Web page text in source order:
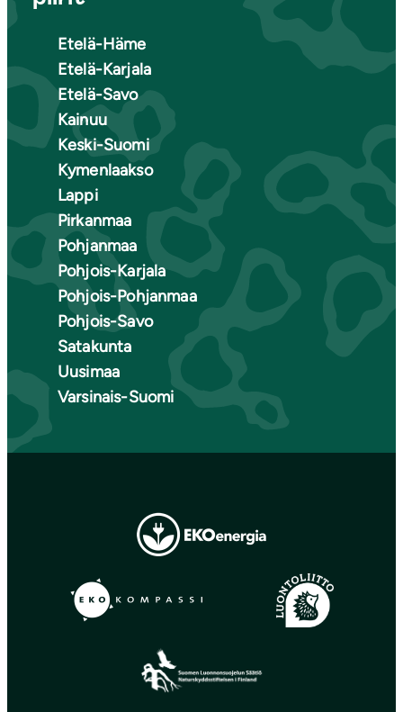
Etelä-Häme
Etelä-Karjala
Etelä-Savo
Kainuu
Keski-Suomi
Kymenlaakso
Lappi
Pirkanmaa
Pohjanmaa
Pohjois-Karjala
Pohjois-Pohjanmaa
Pohjois-Savo
Satakunta
Uusimaa
Varsinais-Suomi